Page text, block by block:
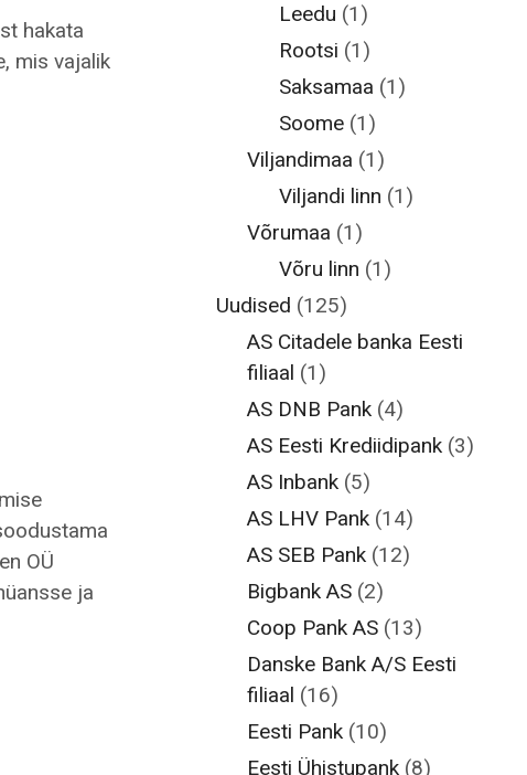
hakata
mis vajalik
OÜ
ja
Leedu (1)
Rootsi (1)
Saksamaa (1)
Soome(1)
Viljandimaa (1)
Viljandi linn (1)
Võrumaa (1)
Võru linn (1)
Uudised (125)
AS Citadele banka Eesti
filiaal (1)
AS DNB Pank (4)
AS Eesti Krediidipank (3)
AS Inbank (5)
AS LHV Pank (14)
AS SEB Pank (12)
Bigbank AS (2)
Coop Pank AS (13)
Danske Bank A/S Eesti
filiaal (16)
Eesti Pank (10)
Eesti Ühistupank (8)